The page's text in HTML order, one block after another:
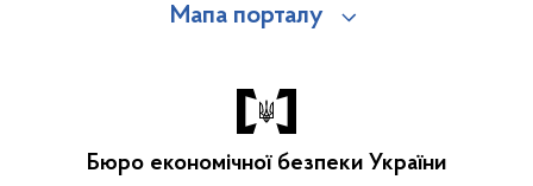
Мапа порталу
Бюро економічної безпеки України